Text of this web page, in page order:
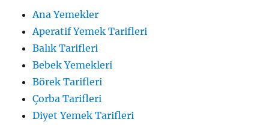
Ana Yemekler
Aperatif Yemek Tarifleri
Balık Tarifleri
Bebek Yemekleri
Börek Tarifleri
Çorba Tarifleri
Diyet Yemek Tarifleri